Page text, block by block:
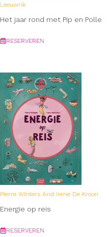
Leeuwrik
Het jaar rond met Pip en Polle
RESERVEREN
Pierre Winters And Irene De Kroon
Energie op reis
RESERVEREN